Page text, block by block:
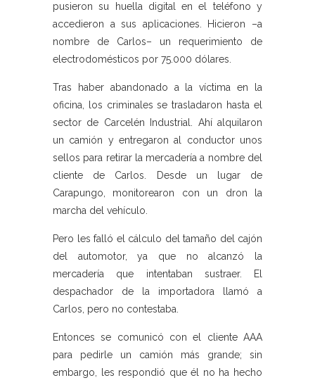
pusieron su huella digital en el teléfono y
accedieron a sus aplicaciones. Hicieron –a
nombre de Carlos– un requerimiento de
electrodomésticos por 75.000 dólares.
Tras haber abandonado a la víctima en la
oficina, los criminales se trasladaron hasta el
sector de Carcelén Industrial. Ahí alquilaron
un camión y entregaron al conductor unos
sellos para retirar la mercadería a nombre del
cliente de Carlos. Desde un lugar de
Carapungo, monitorearon con un dron la
marcha del vehículo.
Pero les falló el cálculo del tamaño del cajón
del automotor, ya que no alcanzó la
mercadería que intentaban sustraer. El
despachador de la importadora llamó a
Carlos, pero no contestaba.
Entonces se comunicó con el cliente AAA
para pedirle un camión más grande; sin
embargo, les respondió que él no ha hecho